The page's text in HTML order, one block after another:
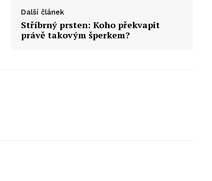
Další článek
Stříbrný prsten: Koho překvapit
právě takovým šperkem?